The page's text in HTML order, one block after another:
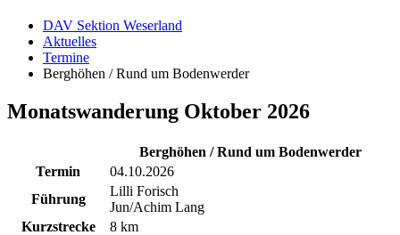
DAV Sektion Weserland
Aktuelles
Termine
Berghöhen / Rund um Bodenwerder
Monatswanderung Oktober 2026
Berghöhen / Rund um Bodenwerder
Termin
04.10.2026
Führung
Lilli Forisch
Jun/Achim Lang
Kurzstrecke
8 km